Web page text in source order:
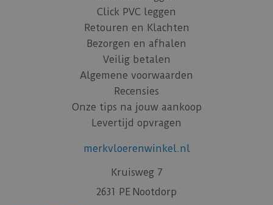
Click PVC leggen
Retouren en Klachten
Bezorgen en afhalen
Veilig betalen
Algemene voorwaarden
Recensies
Onze tips na jouw aankoop
Levertijd opvragen
merkvloerenwinkel.nl
Kruisweg 7
2631 PE Nootdorp